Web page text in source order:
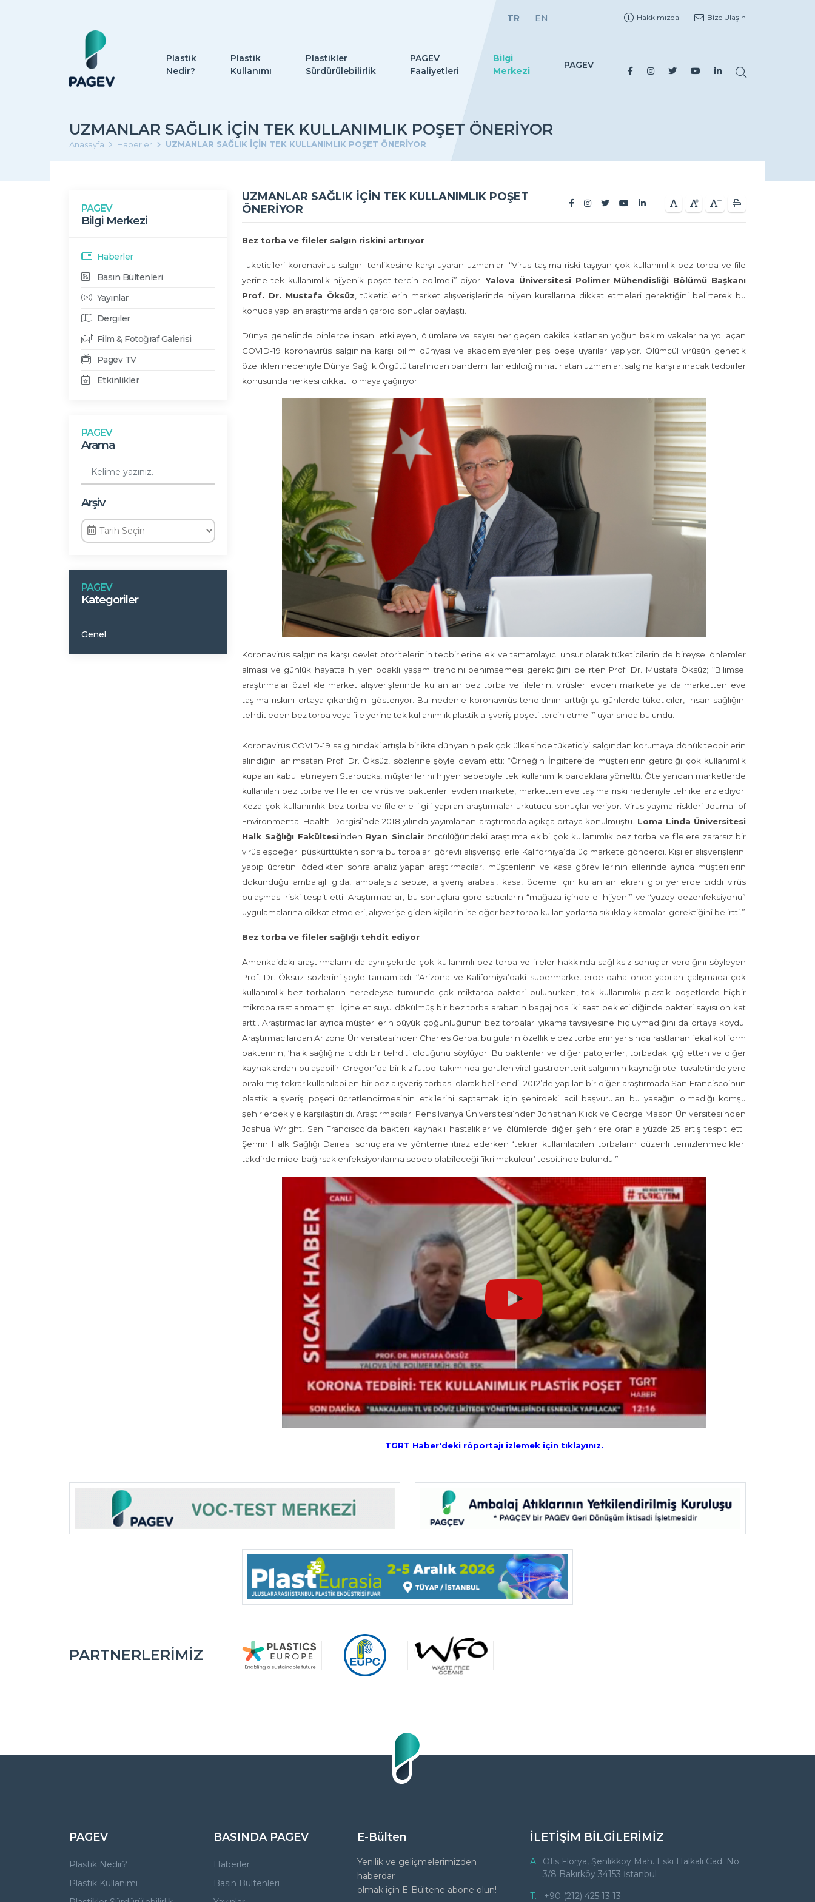
TR EN Hakkımızda Bize Ulaşın
Plastik
Nedir?
Plastik
Kullanımı
Plastikler
Sürdürülebilirlik
PAGEV
Faaliyetleri
Bilgi
Merkezi
PAGEV
UZMANLAR SAĞLIK İÇİN TEK KULLANIMLIK POŞET ÖNERİYOR
Anasayfa Haberler UZMANLAR SAĞLIK İÇİN TEK KULLANIMLIK POŞET ÖNERİYOR
PAGEV
Bilgi Merkezi
Haberler
Basın Bültenleri
Yayınlar
Dergiler
Film & Fotoğraf Galerisi
Pagev TV
Etkinlikler
PAGEV
Arama
Arşiv
PAGEV
Kategoriler
Genel
UZMANLAR SAĞLIK İÇİN TEK KULLANIMLIK POŞET
ÖNERİYOR
Bez torba ve fileler salgın riskini artırıyor
Tüketicileri koronavirüs salgını tehlikesine karşı uyaran uzmanlar; “Virüs taşıma riski taşıyan çok kullanımlık bez torba ve file
yerine tek kullanımlık hijyenik poşet tercih edilmeli” diyor.Yalova Üniversitesi Polimer Mühendisliği Bölümü Başkanı
Prof. Dr. Mustafa Öksüz , tüketicilerin market alışverişlerinde hijyen kurallarına dikkat etmeleri gerektiğini belirterek bu
konuda yapılan araştırmalardan çarpıcı sonuçlar paylaştı.
Dünya genelinde binlerce insanı etkileyen, ölümlere ve sayısı her geçen dakika katlanan yoğun bakım vakalarına yol açan
COVID-19 koronavirüs salgınına karşı bilim dünyası ve akademisyenler peş peşe uyarılar yapıyor. Ölümcül virüsün genetik
özellikleri nedeniyle Dünya Sağlık Örgütü tarafından pandemi ilan edildiğini hatırlatan uzmanlar, salgına karşı alınacak tedbirler
konusunda herkesi dikkatli olmaya çağırıyor.
Koronavirüs salgınına karşı devlet otoritelerinin tedbirlerine ek ve tamamlayıcı unsur olarak tüketicilerin de bireysel önlemler
alması ve günlük hayatta hijyen odaklı yaşam trendini benimsemesi gerektiğini belirten Prof. Dr. Mustafa Öksüz; “Bilimsel
araştırmalar özellikle market alışverişlerinde kullanılan bez torba ve filelerin, virüsleri evden markete ya da marketten eve
taşıma riskini ortaya çıkardığını gösteriyor. Bu nedenle koronavirüs tehdidinin arttığı şu günlerde tüketiciler, insan sağlığını
tehdit eden bez torba veya file yerine tek kullanımlık plastik alışveriş poşeti tercih etmeli” uyarısında bulundu.
Koronavirüs COVID-19 salgınındaki artışla birlikte dünyanın pek çok ülkesinde tüketiciyi salgından korumaya dönük tedbirlerin
alındığını anımsatan Prof. Dr. Öksüz, sözlerine şöyle devam etti: “Örneğin İngiltere’de müşterilerin getirdiği çok kullanımlık
kupaları kabul etmeyen Starbucks, müşterilerini hijyen sebebiyle tek kullanımlık bardaklara yöneltti. Öte yandan marketlerde
kullanılan bez torba ve fileler de virüs ve bakterileri evden markete, marketten eve taşıma riski nedeniyle tehlike arz ediyor.
Keza çok kullanımlık bez torba ve filelerle ilgili yapılan araştırmalar ürkütücü sonuçlar veriyor. Virüs yayma riskleri Journal of
Environmental Health Dergisi’nde 2018 yılında yayımlanan araştırmada açıkça ortaya konulmuştu. Loma Linda Üniversitesi
Halk Sağlığı Fakültesi’nden Ryan Sinclairöncülüğündeki araştırma ekibi çok kullanımlık bez torba ve filelere zararsız bir
virüs eşdeğeri püskürttükten sonra bu torbaları görevli alışverişçilerle Kaliforniya’da üç markete gönderdi. Kişiler alışverişlerini
yapıp ücretini ödedikten sonra analiz yapan araştırmacılar, müşterilerin ve kasa görevlilerinin ellerinde ayrıca müşterilerin
dokunduğu ambalajlı gıda, ambalajsız sebze, alışveriş arabası, kasa, ödeme için kullanılan ekran gibi yerlerde ciddi virüs
bulaşması riski tespit etti. Araştırmacılar, bu sonuçlara göre satıcıların “mağaza içinde el hijyeni” ve “yüzey dezenfeksiyonu”
uygulamalarına dikkat etmeleri, alışverişe giden kişilerin ise eğer bez torba kullanıyorlarsa sıklıkla yıkamaları gerektiğini belirtti.”
Bez torba ve fileler sağlığı tehdit ediyor
Amerika’daki araştırmaların da aynı şekilde çok kullanımlı bez torba ve fileler hakkında sağlıksız sonuçlar verdiğini söyleyen
Prof. Dr. Öksüz sözlerini şöyle tamamladı: “Arizona ve Kaliforniya’daki süpermarketlerde daha önce yapılan çalışmada çok
kullanımlık bez torbaların neredeyse tümünde çok miktarda bakteri bulunurken, tek kullanımlık plastik poşetlerde hiçbir
mikroba rastlanmamıştı. İçine et suyu dökülmüş bir bez torba arabanın bagajında iki saat bekletildiğinde bakteri sayısı on kat
arttı. Araştırmacılar ayrıca müşterilerin büyük çoğunluğunun bez torbaları yıkama tavsiyesine hiç uymadığını da ortaya koydu.
Araştırmacılardan Arizona Üniversitesi’nden Charles Gerba, bulguların özellikle bez torbaların yarısında rastlanan fekal koliform
bakterinin, ‘halk sağlığına ciddi bir tehdit’ olduğunu söylüyor. Bu bakteriler ve diğer patojenler, torbadaki çiğ etten ve diğer
kaynaklardan bulaşabilir. Oregon’da bir kız futbol takımında görülen viral gastroenterit salgınının kaynağı otel tuvaletinde yere
bırakılmış tekrar kullanılabilen bir bez alışveriş torbası olarak belirlendi. 2012’de yapılan bir diğer araştırmada San Francisco’nun
plastik alışveriş poşeti ücretlendirmesinin etkilerini saptamak için şehirdeki acil başvuruları bu yasağın olmadığı komşu
şehirlerdekiyle karşılaştırıldı. Araştırmacılar; Pensilvanya Üniversitesi’nden Jonathan Klick ve George Mason Üniversitesi’nden
Joshua Wright, San Francisco’da bakteri kaynaklı hastalıklar ve ölümlerde diğer şehirlere oranla yüzde 25 artış tespit etti.
Şehrin Halk Sağlığı Dairesi sonuçlara ve yönteme itiraz ederken ‘tekrar kullanılabilen torbaların düzenli temizlenmedikleri
takdirde mide-bağırsak enfeksiyonlarına sebep olabileceği fikri makuldür’ tespitinde bulundu.”
TGRT Haber'deki röportajı izlemek için tıklayınız.
PARTNERLERIMIZ
PAGEV
Plastik Nedir?
Plastik Kullanımı
BASINDA PAGEV
Haberler
Basın Bültenleri
E-Bülten
Yenilik ve gelişmelerimizden
haberdar
olmak için E-Bültene abone olun!
İLETİŞİM BİLGİLERİMİZ
A. Ofis Florya, Şenlikköy Mah. Eski Halkalı Cad. No:
3/8 Bakırköy 34153 İstanbul
T.
+90 (212) 425 13 13